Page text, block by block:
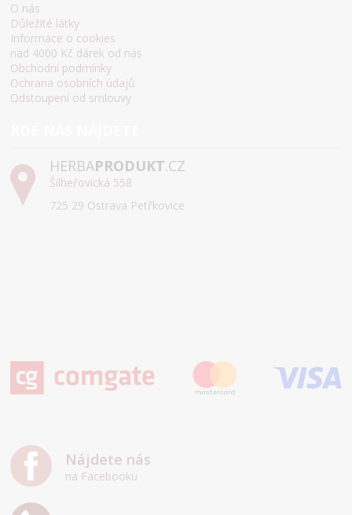
O nás
Důležité látky
Informace o cookies
nad 4000 Kč dárek od nás
Obchodní podmínky
Ochrana osobních údajů
Odstoupení od smlouvy
HERBAPRODUKT.CZ
Šilheřovická 558
725 29 Ostrava Petřkovice
Nájdete nás
na Facebooku